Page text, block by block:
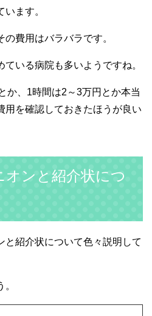
ます。
費用はバラバラです。
いる病院も多いようですね。
か、1時間は2～3万円とか本当
用を確認しておきたほうが良い
ンと紹介状につ
と紹介状について色々説明して